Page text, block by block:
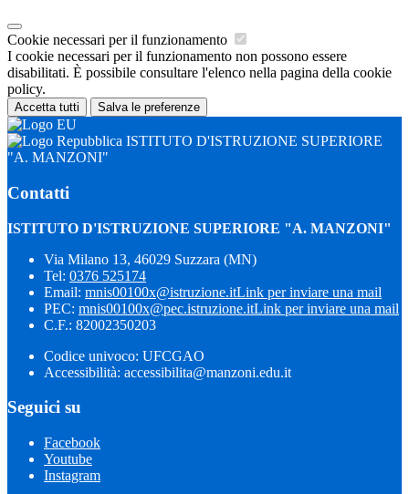
Cookie necessari per il funzionamento
I cookie necessari per il funzionamento non possono essere
disabilitati. È possibile consultare l'elenco nella pagina della cookie
policy.
Accetta tutti Salva le preferenze
ISTITUTO D'ISTRUZIONE SUPERIORE
"A. MANZONI"
Contatti
ISTITUTO D'ISTRUZIONE SUPERIORE "A. MANZONI"
Via Milano 13, 46029 Suzzara (MN)
Tel: 0376 525174
Email: mnis00100x@istruzione.itLink per inviare una mail
PEC: mnis00100x@pec.istruzione.itLink per inviare una mail
C.F.: 82002350203
Codice univoco: UFCGAO
Accessibilità: accessibilita@manzoni.edu.it
Seguici su
Facebook
Youtube
Instagram